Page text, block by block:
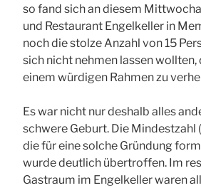
so fand sich an diesem
und Restaurant Engelkeller in
noch die stolze Anzahl von 15
sich nicht nehmen lassen wollten,
einem würdigen Rahmen zu
Es war nicht nur deshalb alles
schwere Geburt. Die Mindestzahl
die für eine solche Gründung
wurde deutlich übertroffen. Im
Gastraum im Engelkeller waren